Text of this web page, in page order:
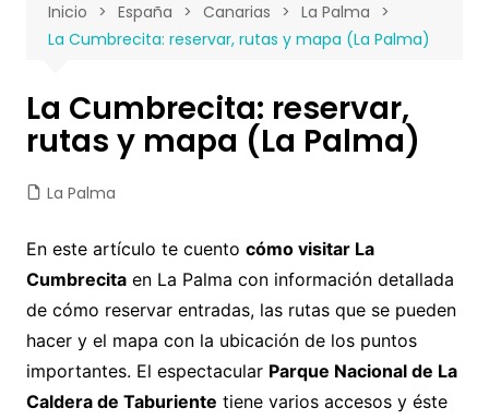
Inicio España Canarias
La Palma
La Cumbrecita: reservar, rutas y mapa (La Palma)
La Cumbrecita: reservar,
rutas y mapa (La Palma)
La Palma
En este artículo te cuento cómo visitar La
Cumbrecitaen La Palma con información detallada
de cómo reservar entradas, las rutas que se pueden
hacer y el mapa con la ubicación de los puntos
importantes. El espectacular Parque Nacional de La
Caldera de Taburiente tiene varios accesos y éste